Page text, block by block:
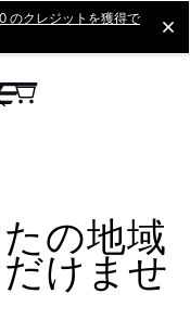
のクレジットを獲得で
の地域
けませ